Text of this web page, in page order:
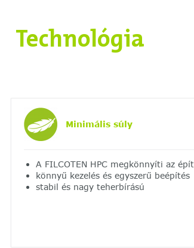
Technológia
Minimális súly
A FILCOTEN HPC megkönnyíti az
könnyű kezelés és egyszerű beépítés
stabil és nagy teherbírású